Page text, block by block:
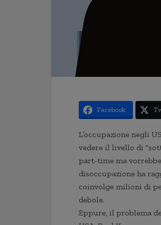
Facebook
L’occupazione negli
vedere il livello di
part-time ma
disoccupazione ha
coinvolge milioni di
debole.
Eppure, il problema